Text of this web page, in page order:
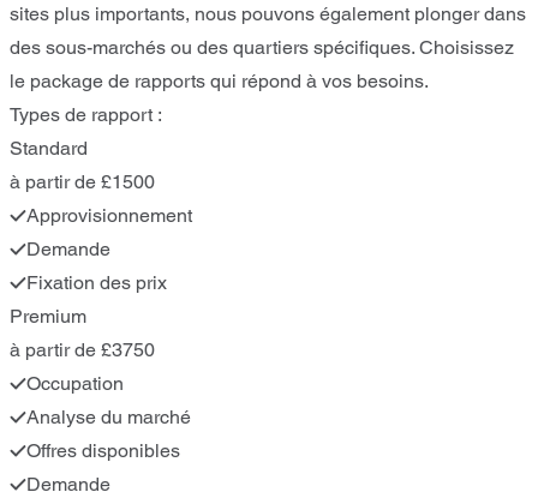
sites plus importants, nous pouvons également plonger dans
des sous-marchés ou des quartiers spécifiques. Choisissez
le package de rapports qui répond à vos besoins.
Types de rapport :
Standard
à partir de £1500
Approvisionnement
Demande
Fixation des prix
Premium
à partir de £3750
Occupation
Analyse du marché
Offres disponibles
Demande